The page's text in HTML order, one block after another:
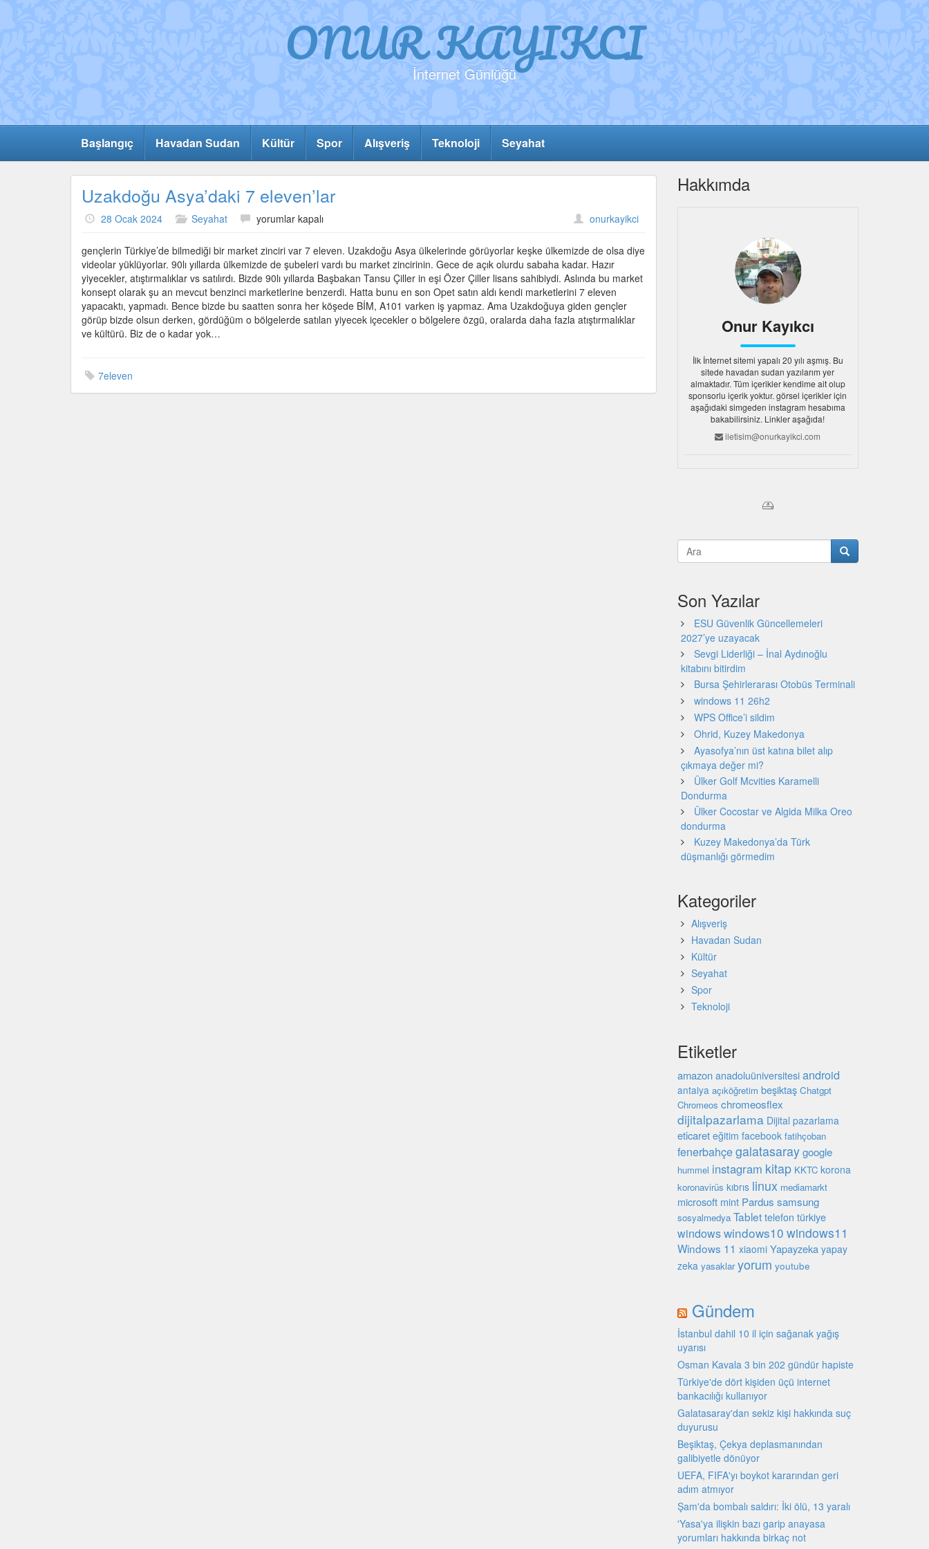
ONUR KAYIKCI
İnternet Günlüğü
Başlangıç Havadan Sudan Kültür Spor Alışveriş Teknoloji Seyahat
Uzakdoğu Asya’daki 7 eleven’lar
28 Ocak 2024 Seyahat
Uzakdoğu
7
eleven’lar
için
yorumlar kapalı onurkayikci
gençlerin Türkiye’de bilmediği bir market zinciri var 7 eleven. Uzakdoğu Asya ülkelerinde görüyorlar keşke ülkemizde de olsa diye
videolar yüklüyorlar. 90lı yıllarda ülkemizde de şubeleri vardı bu market zincirinin. Gece de açık olurdu sabaha kadar. Hazır
yiyecekler, atıştırmalıklar vs satılırdı. Bizde 90lı yıllarda Başbakan Tansu Çiller in eşi Özer Çiller lisans sahibiydi. Aslında bu market
konsept olarak şu an mevcut benzinci marketlerine benzerdi. Hatta bunu en son Opet satın aldı kendi marketlerini 7 eleven
yapacaktı, yapmadı. Bence bizde bu saatten sonra her köşede BİM, A101 varken iş yapmaz. Ama Uzakdoğuya giden gençler
görüp bizde olsun derken, gördüğüm o bölgelerde satılan yiyecek içecekler o bölgelere özgü, oralarda daha fazla atıştırmalıklar
ve kültürü. Biz de o kadar yok…
7eleven
Hakkımda
Onur Kayıkcı
İlk İnternet sitemi yapalı 20 yılı aşmış. Bu
sitede havadan sudan yazılarım yer
almaktadır. Tüm içerikler kendime ait olup
sponsorlu içerik yoktur. görsel içerikler için
aşağıdaki simgeden instagram hesabıma
bakabilirsiniz. Linkler aşağıda!
iletisim@onurkayikci.com
Son Yazılar
ESU Güvenlik Güncellemeleri
2027’ye uzayacak
Sevgi Liderliği – İnal Aydınoğlu
kitabını bitirdim
Bursa Şehirlerarası Otobüs Terminali
windows 11 26h2
WPS Office’i sildim
Ohrid, Kuzey Makedonya
Ayasofya’nın üst katına bilet alıp
çıkmaya değer mi?
Ülker Golf Mcvities Karamelli
Dondurma
Ülker Cocostar ve Algida Milka Oreo
dondurma
Kuzey Makedonya’da Türk
düşmanlığı görmedim
Kategoriler
Alışveriş
Havadan Sudan
Kültür
Seyahat
Spor
Teknoloji
Etiketler
amazon anadoluüniversitesi android
antalya açıköğretim beşiktaş Chatgpt
Chromeos chromeosflex
dijitalpazarlama Dijital pazarlama
eticaret eğitim facebook fatihçoban
fenerbahçegalatasaray google
hummel instagram kitap KKTC korona
koronavirüs kıbrıs linux mediamarkt
microsoft mint Pardus samsung
sosyalmedya Tablet telefon türkiye
windowswindows10 windows11
Windows 11 xiaomi Yapayzeka yapay
zeka yasaklar yorum youtube
Gündem
İstanbul dahil 10 il için sağanak yağış
uyarısı
Osman Kavala 3 bin 202 gündür hapiste
Türkiye'de dört kişiden üçü internet
bankacılığı kullanıyor
Galatasaray'dan sekiz kişi hakkında suç
duyurusu
Beşiktaş, Çekya deplasmanından
galibiyetle dönüyor
UEFA, FIFA'yı boykot kararından geri
adım atmıyor
Şam'da bombalı saldırı: İki ölü, 13 yaralı
'Yasa'ya ilişkin bazı garip anayasa
yorumları hakkında birkaç not